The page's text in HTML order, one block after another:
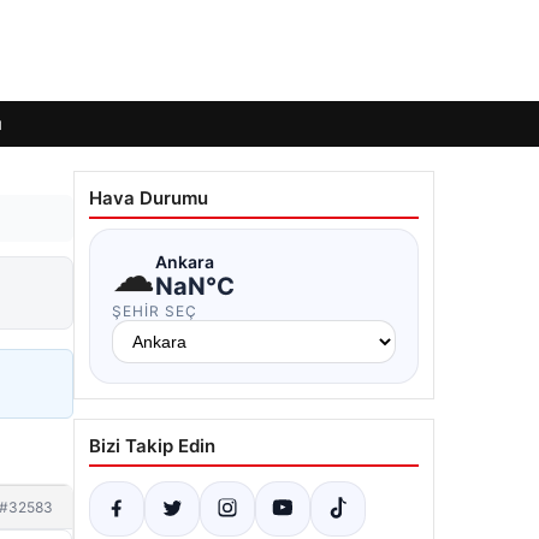
#32583
Hava Durumu
☁Ankara
NaN°C
ŞEHIR SEÇ
Bizi Takip Edin